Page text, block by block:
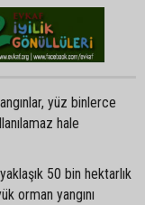
yüz binlerce
hale
50 bin hektarlık
orman yangını